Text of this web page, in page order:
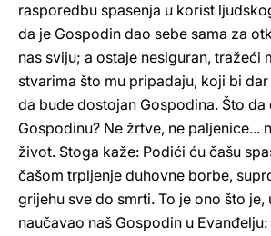
rasporedbu spasenja u korist
da je Gospodin dao sebe sama za
nas sviju; a ostaje nesiguran, tražeći
stvarima što mu pripadaju, koji bi
da bude dostojan Gospodina. Što
Gospodinu? Ne žrtve, ne paljenice...
život. Stoga kaže: Podići ću čašu
čašom trpljenje duhovne borbe,
grijehu sve do smrti. To je ono što je,
naučavao naš Gospodin u